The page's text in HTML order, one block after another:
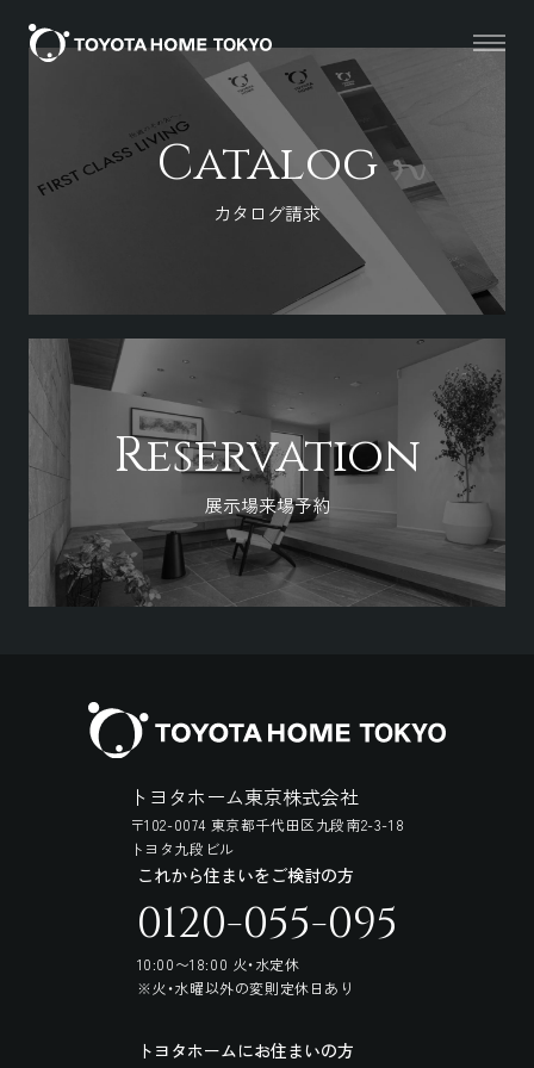
Catalog
カタログ請求
Reservation
展示場来場予約
トヨタホーム東京株式会社
〒102-0074 東京都千代田区九段南2-3-18
トヨタ九段ビル
これから住まいをご検討の方
0120-055-095
10:00〜18:00 火・水定休
※火・水曜以外の変則定休日あり
トヨタホームにお住まいの方